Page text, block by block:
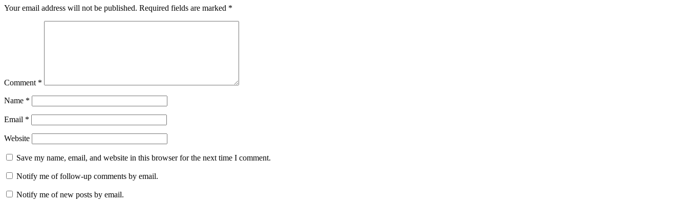
Your email address will not be published. Required fields are marked *
Comment *
Name *
Email *
Website
Save my name, email, and website in this browser for the next time I comment.
Notify me of follow-up comments by email.
Notify me of new posts by email.